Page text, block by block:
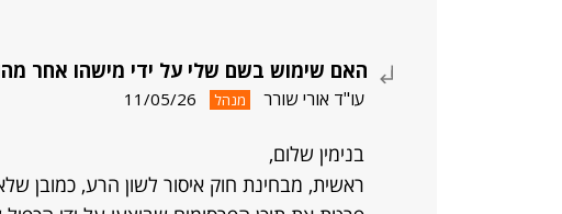
האם שימוש בשם שלי על ידי מישהו אחר
עו"ד אורי שורר מנהל 11/05/26
בנימין שלום,
ראשית, מבחינת חוק איסור לשון הרע, כמובן